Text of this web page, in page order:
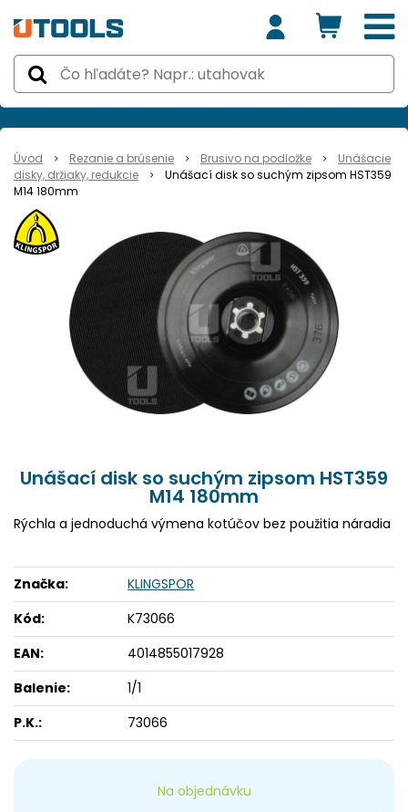
Úvod Rezanie a brúsenie Brusivo na podložke
Unášacie
disky, držiaky, redukcie
Unášací disk so suchým zipsom HST359
M14 180mm
Na objednávku
Unášací disk so suchým zipsom HST359
M14 180mm
Rýchla a jednoduchá výmena kotúčov bez použitia náradia
Značka:
KLINGSPOR
Kód:
K73066
EAN:
4014855017928
Balenie:
1/1
P.K.:
73066